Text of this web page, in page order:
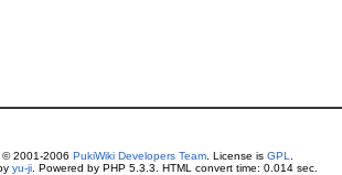
2001-2006 PukiWiki Developers Team. License is GPL
yu-ji. Powered by PHP 5.3.3. HTML convert time: 0.014 sec.